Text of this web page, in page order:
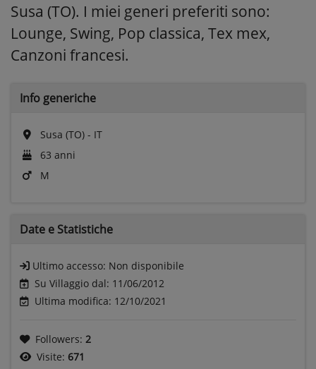
Susa (TO). I miei generi preferiti sono:
Lounge, Swing, Pop classica, Tex mex,
Canzoni francesi.
Info generiche
Susa (TO) - IT
63 anni
M
Date e Statistiche
Ultimo accesso: Non disponibile
Su Villaggio dal: 11/06/2012
Ultima modifica: 12/10/2021
Followers: 2
Visite: 671